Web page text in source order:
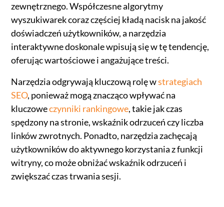
zewnętrznego. Współczesne algorytmy
wyszukiwarek coraz częściej kładą nacisk na jakość
doświadczeń użytkowników, a narzędzia
interaktywne doskonale wpisują się w tę tendencję,
oferując wartościowe i angażujące treści.
Narzędzia odgrywają kluczową rolę wstrategiach
SEO, ponieważ mogą znacząco wpływać na
kluczoweczynniki rankingowe, takie jak czas
spędzony na stronie, wskaźnik odrzuceń czy liczba
linków zwrotnych. Ponadto, narzędzia zachęcają
użytkowników do aktywnego korzystania z funkcji
witryny, co może obniżać wskaźnik odrzuceń i
zwiększać czas trwania sesji.